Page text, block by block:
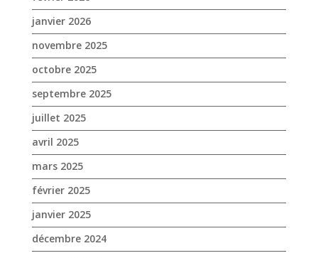
septembre 2025
juillet 2025
avril 2025
mars 2025
février 2025
janvier 2025
décembre 2024
novembre 2024
octobre 2024
septembre 2024
août 2024